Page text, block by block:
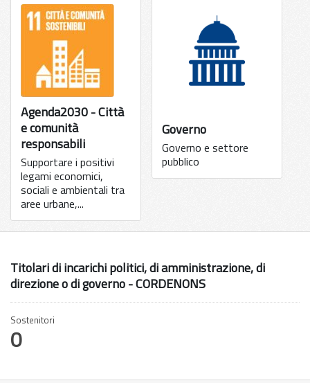
Agenda2030 - Città
e comunità
responsabili
Supportare i positivi
legami economici,
sociali e ambientali tra
aree urbane,...
Governo
Governo e settore
pubblico
Titolari di incarichi politici, di amministrazione, di
direzione o di governo - CORDENONS
Sostenitori
0